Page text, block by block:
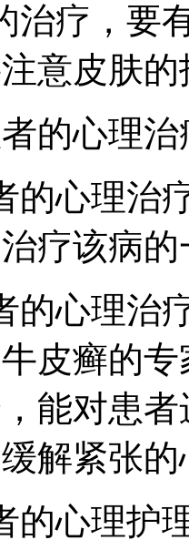
治疗，要
意皮肤的
的心理治
的心理治
疗该病
的心理治
皮癣的
能对患
解紧张的
的心理护